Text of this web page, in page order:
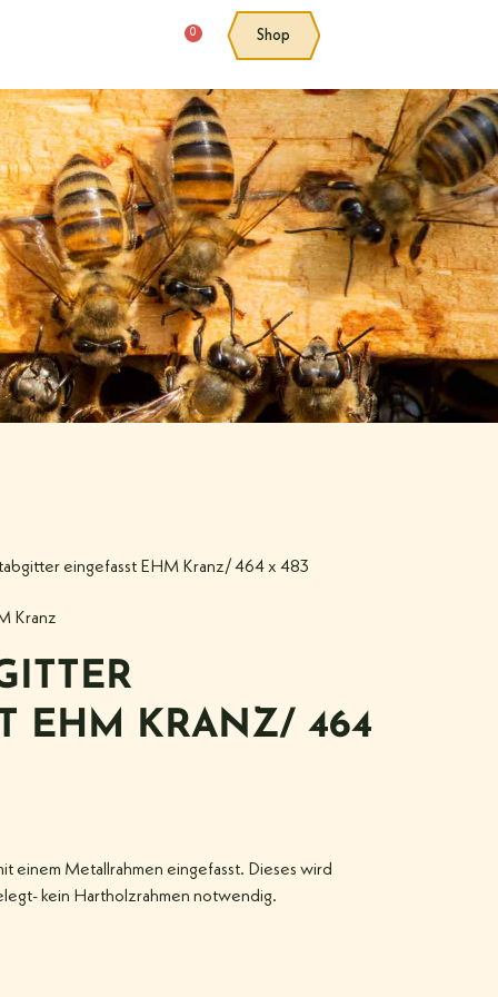
0 Shop
eingefasst EHM Kranz/ 464 x 483
Kranz
EHM KRANZ/ 464
einem Metallrahmen eingefasst. Dieses wird
kein Hartholzrahmen notwendig.